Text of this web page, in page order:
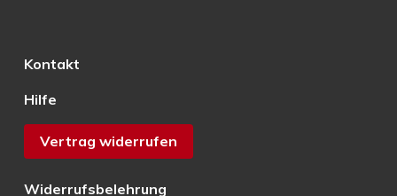
Kontakt
Hilfe
Vertrag widerrufen
Widerrufsbelehrung